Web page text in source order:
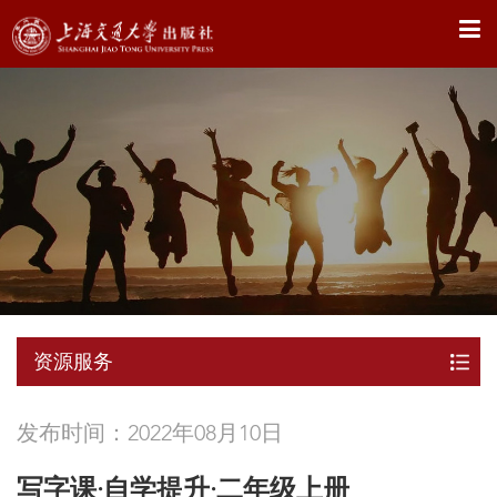
X
资源服务
发布时间：2022年08月10日
写字课·自学提升·二年级上册